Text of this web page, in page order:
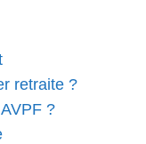
retraite ?
?